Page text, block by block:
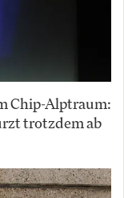
Chip-Alptraum:
trotzdem ab